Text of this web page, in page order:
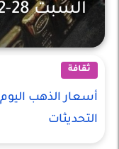
ثقافة
السبت 28-12-2024
ثقافة
أسعار الذهب
التحديثات